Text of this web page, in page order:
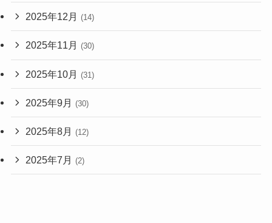
2025年12月 (14)
2025年11月 (30)
2025年10月 (31)
2025年9月 (30)
2025年8月 (12)
2025年7月 (2)